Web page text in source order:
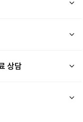
상담